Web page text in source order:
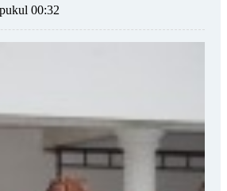
00:32